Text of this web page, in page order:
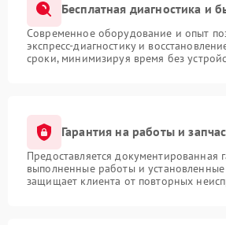
Бесплатная диагностика и
Современное оборудование и опыт
экспресс-диагностику и
сроки, минимизируя время без
Гарантия на работы и
Предоставляется документированная
выполненные работы и установленные
защищает клиента от повторных